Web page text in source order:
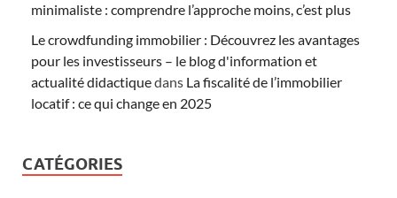
minimaliste : comprendre l’approche moins, c’est plus
Le crowdfunding immobilier : Découvrez les avantages
pour les investisseurs – le blog d'information et
actualité didactiquedans La fiscalité de l’immobilier
locatif : ce qui change en 2025
CATÉGORIES